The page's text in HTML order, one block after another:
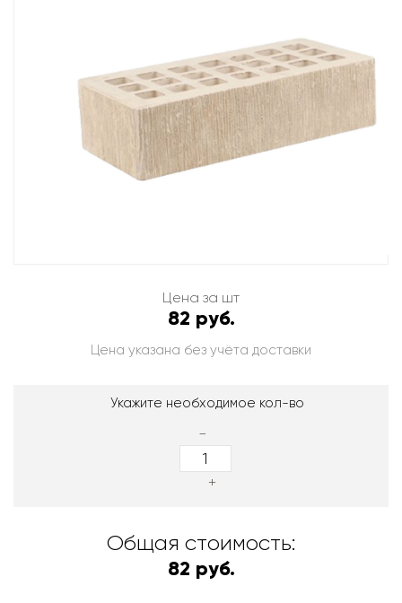
Цена за шт
82 руб.
Цена указана без учёта доставки
Укажите необходимое кол-во
-
+
Общая стоимость:
82 руб.